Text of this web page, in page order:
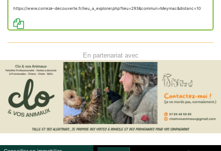
https://www.correze-decouverte.fr/lieu_a_explorer.php?lieu=293&commun=Meymac&distanc=10
En partenariat avec